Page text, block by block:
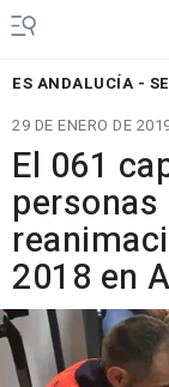
ES ANDALUCÍA -
29 DE ENERO DE
El 061
2018 en